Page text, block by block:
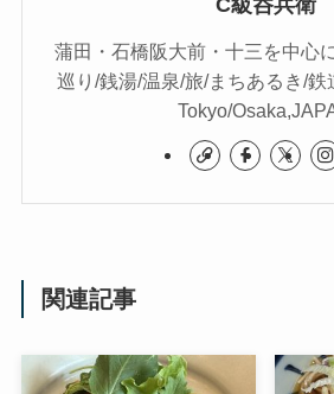
C級呑兵衛
蒲田・石橋阪大前・十三を中心
巡り/銭湯/温泉/旅/まちあるき/鉄
Tokyo/
関連記事